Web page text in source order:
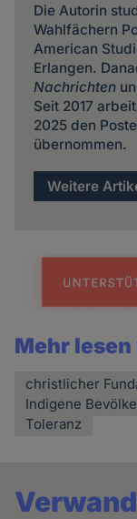
Die Autorin
Wahlfächern
American
Erlangen.
Nachrichten
Seit 2017
2025 den
übernommen.
Weitere
Mehr
christlicher
Indigene
Toleranz